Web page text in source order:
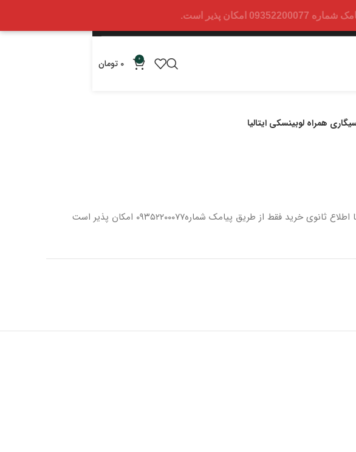
پذیر است.
0
0 تومان
همراه لوبینسکی ایتالیا
اطلاع ثانویخریدفقط از طریق پیامک شماره۰۹۳۵۲۲۰۰۰۷۷ امکان پذیر است